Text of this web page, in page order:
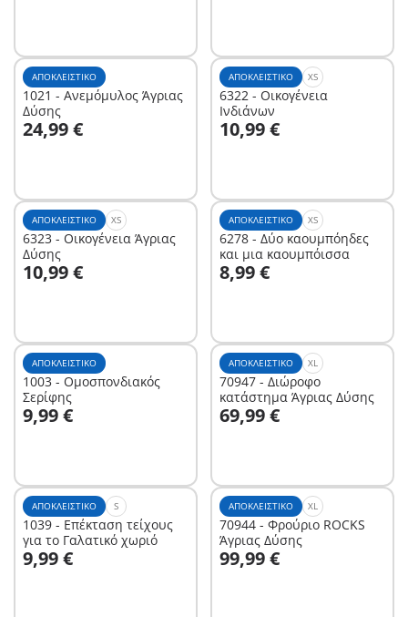
ΑΠΟΚΛΕΙΣΤΙΚΌ
1021 - Ανεμόμυλος Άγριας
Δύσης
24,99 €
Στο καλάθι
ΑΠΟΚΛΕΙΣΤΙΚΌ XS
6322 - Οικογένεια
Ινδιάνων
10,99 €
Στο καλάθι
ΑΠΟΚΛΕΙΣΤΙΚΌ XS
6323 - Οικογένεια Άγριας
Δύσης
10,99 €
Στο καλάθι
ΑΠΟΚΛΕΙΣΤΙΚΌ XS
6278 - Δύο καουμπόηδες
και μια καουμπόισσα
8,99 €
Στο καλάθι
ΑΠΟΚΛΕΙΣΤΙΚΌ
1003 - Ομοσπονδιακός
Σερίφης
9,99 €
Στο καλάθι
ΑΠΟΚΛΕΙΣΤΙΚΌ XL
70947 - Διώροφο
κατάστημα Άγριας Δύσης
69,99 €
Στο καλάθι
ΑΠΟΚΛΕΙΣΤΙΚΌ S
1039 - Επέκταση τείχους
για το Γαλατικό χωριό
9,99 €
Στο καλάθι
ΑΠΟΚΛΕΙΣΤΙΚΌ XL
70944 - Φρούριο ROCKS
Άγριας Δύσης
99,99 €